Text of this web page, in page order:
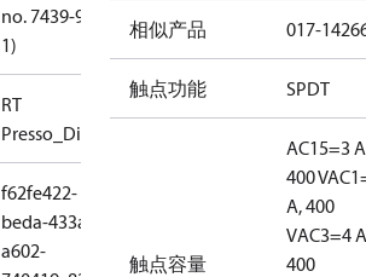
no. 7439-92-
1)
RT
Presso_Diff.Presso
f62fe422-
beda-433a-
a602-
相似产品 017-
触点功能 SPDT
触点容量
AC15=3
400 V
A, 400
VAC3=4
400